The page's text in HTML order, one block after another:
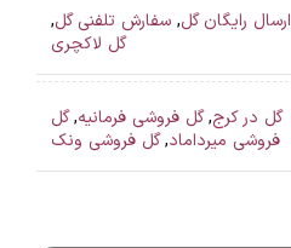
ارسال رایگان گل, سفارش تلفنی گل,
گل لاکچری
گل در کرج,گل فروشی فرمانیه,گل
فروشی میرداماد,گل فروشی ونک